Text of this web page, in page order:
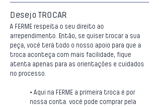
Desejo TROCAR
A FERME respeita o seu direito ao
arrependimento. Então, se quiser trocar a sua
peça, você terá todo o nosso apoio para que a
troca aconteça com mais facilidade, fique
atenta apenas para as orientações e cuidados
no processo.
• Aqui na FERME a primeira troca é por
nossa conta. você pode comprar pela